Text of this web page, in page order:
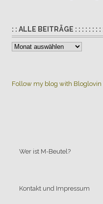
: : ALLE BEITRÄGE : : : : : : : :
:
Follow my blog with Bloglovin
Wer ist M-Beutel?
Kontakt und Impressum